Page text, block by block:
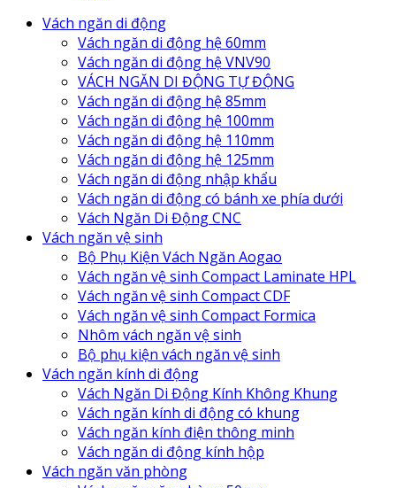
Vách ngăn di động
Vách ngăn di động hệ 60mm
Vách ngăn di động hệ VNV90
VÁCH NGĂN DI ĐỘNG TỰ ĐỘNG
Vách ngăn di động hệ 85mm
Vách ngăn di động hệ 100mm
Vách ngăn di động hệ 110mm
Vách ngăn di động hệ 125mm
Vách ngăn di động nhập khẩu
Vách ngăn di động có bánh xe phía dưới
Vách Ngăn Di Động CNC
Vách ngăn vệ sinh
Bộ Phụ Kiện Vách Ngăn Aogao
Vách ngăn vệ sinh Compact Laminate HPL
Vách ngăn vệ sinh Compact CDF
Vách ngăn vệ sinh Compact Formica
Nhôm vách ngăn vệ sinh
Bộ phụ kiện vách ngăn vệ sinh
Vách ngăn kính di động
Vách Ngăn Di Động Kính Không Khung
Vách ngăn kính di động có khung
Vách ngăn kính điện thông minh
Vách ngăn di động kính hộp
Vách ngăn văn phòng